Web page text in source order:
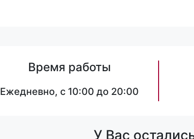
Время работы
Ежедневно, с 10:00 до 20:00
У Вас